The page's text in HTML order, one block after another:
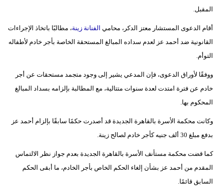
إسلامية
بيئة
فيديو
سيارات
المقبل.
أقام الدعوى المستشار معتز الدكر، محامي الفنانة زينة، مطالبًا باتخاذ الإجراءات
القانونية ضد أحمد عز لعدم سداده المبالغ المستحقة الخاصة بأجر خادم لأطفاله
التوأم.
ووفقًا لأوراق الدعوى، فإن المدعي يشير إلى وجود متجمد مستحقات عن أجر
خادم عن فترة امتدت لعدة سنوات متتالية، مع المطالبة بإلزامه بسداد المبالغ
المحكوم بها.
وكانت محكمة الأسرة بالقاهرة الجديدة قد أصدرت حكمًا سابقًا بإلزام أحمد عز
بدفع مبلغ 30 ألف جنيه كأجر خادم لصالح زينة.
كما قضت محكمة مستأنف الأسرة بالقاهرة الجديدة بعدم جواز نظر الالتماس
المقدم من أحمد عز بشأن إلغاء الحكم الخاص بأجر الخادم، ما أبقى الحكم
السابق قائمًا.